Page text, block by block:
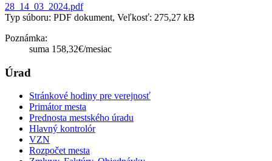
28_14_03_2024.pdf
Typ súboru: PDF dokument, Veľkosť: 275,27 kB
Poznámka:
suma 158,32€/mesiac
Úrad
Stránkové hodiny pre verejnosť
Primátor mesta
Prednosta mestského úradu
Hlavný kontrolór
VZN
Rozpočet mesta